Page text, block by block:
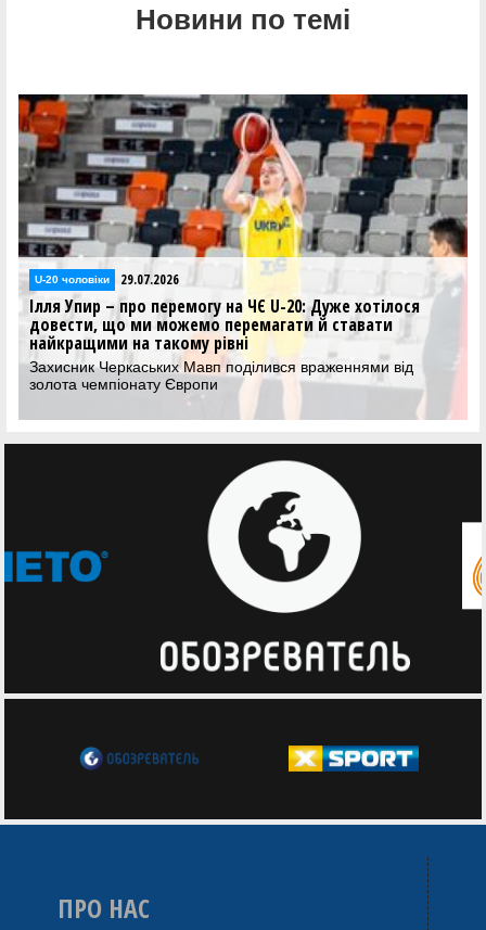
Новини по темі
U-20 чоловіки 29.07.2026
Ілля Упир – про перемогу на ЧЄ U-20: Дуже хотілося
довести, що ми можемо перемагати й ставати
найкращими на такому рівні
Захисник Черкаських Мавп поділився враженнями від
золота чемпіонату Європи
ПРО НАС